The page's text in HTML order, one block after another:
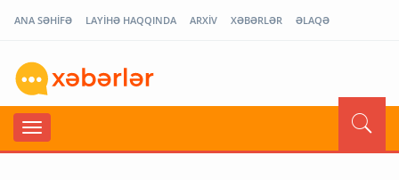
ANA SƏHİFƏ LAYİHƏ HAQQINDA ARXİV XƏBƏRLƏR ƏLAQƏ